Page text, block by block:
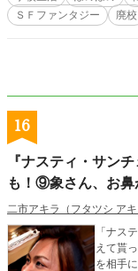
ＳＦファンタジー
廃校
16
『ナスティ・サン
も！⑨象さん、お鼻
二市アキラ（フタツシ アキ
「ナス
えて貰
を相手